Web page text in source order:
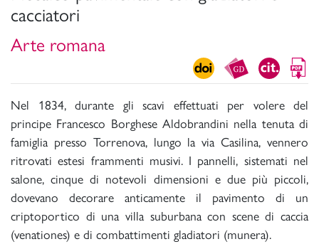
cacciatori
Arte romana
Nel 1834, durante gli scavi effettuati per volere del
principe Francesco Borghese Aldobrandini nella tenuta di
famiglia presso Torrenova, lungo la via Casilina, vennero
ritrovati estesi frammenti musivi. I pannelli, sistemati nel
salone, cinque di notevoli dimensioni e due più piccoli,
dovevano decorare anticamente il pavimento di un
criptoportico di una villa suburbana con scene di caccia
(venationes) e di combattimenti gladiatori (munera).